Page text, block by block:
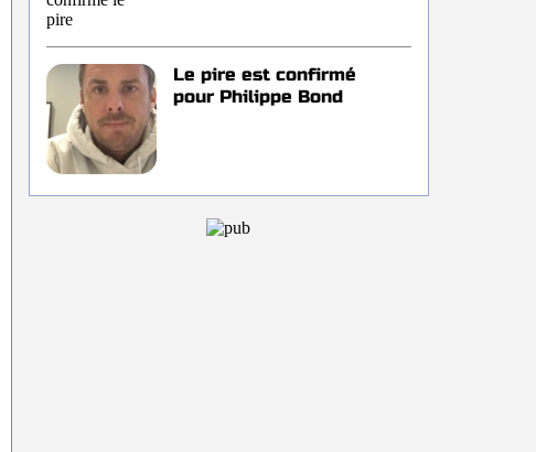
Le pire est confirmé
pour Philippe Bond